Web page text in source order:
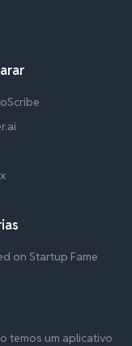
on Startup Fame
temos um aplicativo